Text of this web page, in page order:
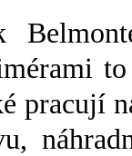
pracují